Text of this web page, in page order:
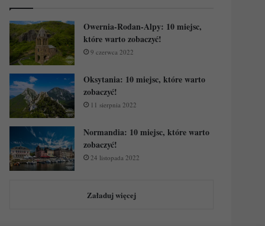
Owernia-Rodan-Alpy: 10 miejsc,
które warto zobaczyć!
9 czerwca 2022
Oksytania: 10 miejsc, które warto
zobaczyć!
11 sierpnia 2022
Normandia: 10 miejsc, które warto
zobaczyć!
24 listopada 2022
Załaduj więcej